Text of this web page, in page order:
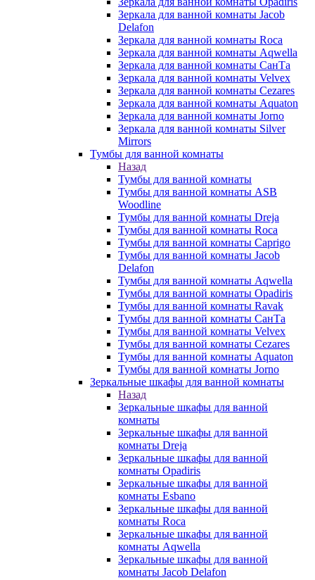
Зеркала для ванной комнаты Jacob
Delafon
Зеркала для ванной комнаты Roca
Зеркала для ванной комнаты Aqwella
Зеркала для ванной комнаты СанТа
Зеркала для ванной комнаты Velvex
Зеркала для ванной комнаты Cezares
Зеркала для ванной комнаты Aquaton
Зеркала для ванной комнаты Jorno
Зеркала для ванной комнаты Silver
Mirrors
Тумбы для ванной комнаты
Назад
Тумбы для ванной комнаты
Тумбы для ванной комнаты ASB
Woodline
Тумбы для ванной комнаты Dreja
Тумбы для ванной комнаты Roca
Тумбы для ванной комнаты Caprigo
Тумбы для ванной комнаты Jacob
Delafon
Тумбы для ванной комнаты Aqwella
Тумбы для ванной комнаты Opadiris
Тумбы для ванной комнаты Ravak
Тумбы для ванной комнаты СанТа
Тумбы для ванной комнаты Velvex
Тумбы для ванной комнаты Cezares
Тумбы для ванной комнаты Aquaton
Тумбы для ванной комнаты Jorno
Зеркальные шкафы для ванной комнаты
Назад
Зеркальные шкафы для ванной
комнаты
Зеркальные шкафы для ванной
комнаты Dreja
Зеркальные шкафы для ванной
комнаты Opadiris
Зеркальные шкафы для ванной
комнаты Esbano
Зеркальные шкафы для ванной
комнаты Roca
Зеркальные шкафы для ванной
комнаты Aqwella
Зеркальные шкафы для ванной
комнаты Jacob Delafon